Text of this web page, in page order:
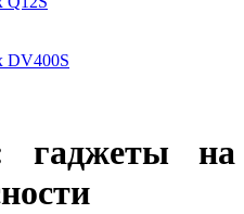
DV400S
гаджеты на